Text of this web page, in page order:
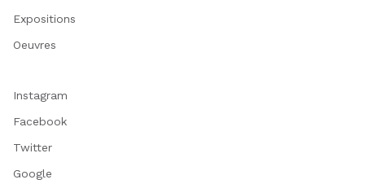
Expositions
Oeuvres
Instagram
Facebook
Twitter
Google